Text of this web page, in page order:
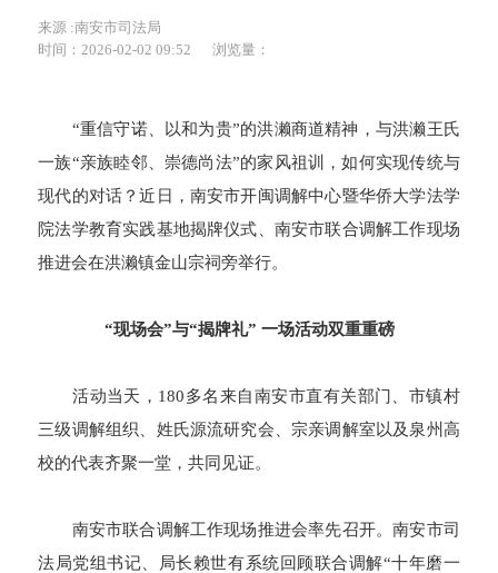
来源 :南安市司法局
时间：2026-02-02 09:52
浏览量：
“重信守诺、以和为贵”的洪濑商道精神，与洪濑王氏
一族“亲族睦邻、崇德尚法”的家风祖训，如何实现传统与
现代的对话？近日，南安市开闽调解中心暨华侨大学法学
院法学教育实践基地揭牌仪式、南安市联合调解工作现场
推进会在洪濑镇金山宗祠旁举行。
“现场会”与“揭牌礼” 一场活动双重重磅
活动当天，180多名来自南安市直有关部门、市镇村
三级调解组织、姓氏源流研究会、宗亲调解室以及泉州高
校的代表齐聚一堂，共同见证。
南安市联合调解工作现场推进会率先召开。南安市司
法局党组书记、局长赖世有系统回顾联合调解“十年磨一